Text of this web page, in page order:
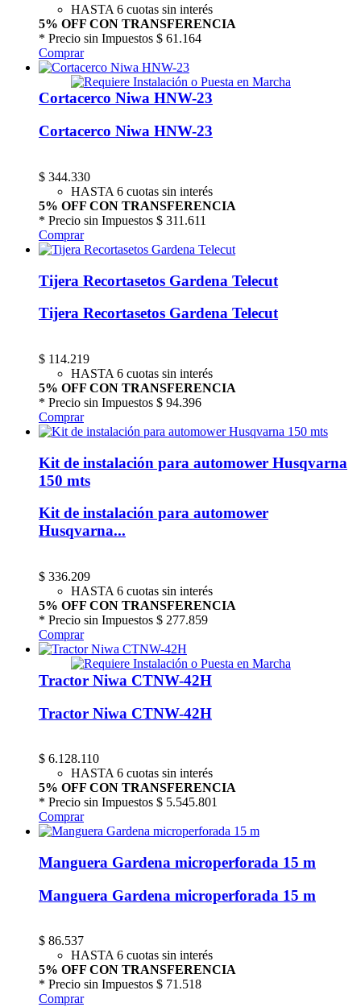
HASTA 6 cuotas sin interés
5% OFF CON TRANSFERENCIA
* Precio sin Impuestos $ 61.164
Comprar
Cortacerco Niwa HNW-23
Cortacerco Niwa HNW-23
$ 344.330
HASTA 6 cuotas sin interés
5% OFF CON TRANSFERENCIA
* Precio sin Impuestos $ 311.611
Comprar
Tijera Recortasetos Gardena Telecut
Tijera Recortasetos Gardena Telecut
$ 114.219
HASTA 6 cuotas sin interés
5% OFF CON TRANSFERENCIA
* Precio sin Impuestos $ 94.396
Comprar
Kit de instalación para automower Husqvarna
150 mts
Kit de instalación para automower
Husqvarna...
$ 336.209
HASTA 6 cuotas sin interés
5% OFF CON TRANSFERENCIA
* Precio sin Impuestos $ 277.859
Comprar
Tractor Niwa CTNW-42H
Tractor Niwa CTNW-42H
$ 6.128.110
HASTA 6 cuotas sin interés
5% OFF CON TRANSFERENCIA
* Precio sin Impuestos $ 5.545.801
Comprar
Manguera Gardena microperforada 15 m
Manguera Gardena microperforada 15 m
$ 86.537
HASTA 6 cuotas sin interés
5% OFF CON TRANSFERENCIA
* Precio sin Impuestos $ 71.518
Comprar